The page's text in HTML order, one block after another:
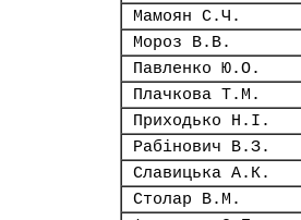
Мамоян С.Ч.
Мороз В.В.
Павленко Ю.О.
Плачкова Т.М.
Приходько Н.І.
Рабінович В.З.
Славицька А.К.
Столар В.М.